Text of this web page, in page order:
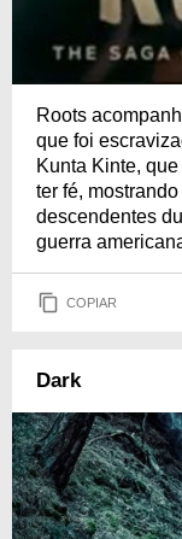
Roots
que foi
Kunta Kinte,
ter fé,
descendentes
guerra
COPIAR
Dark